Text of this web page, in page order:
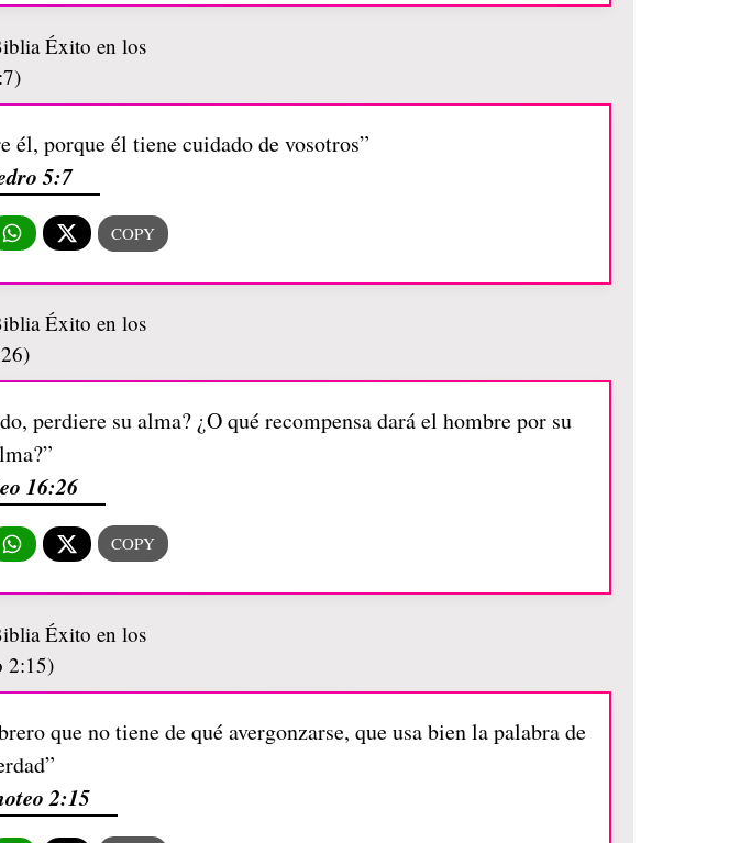
él, porque él tiene cuidado de vosotros”
5:7
perdiere su alma? ¿O qué recompensa dará el hombre por su
16:26
que no tiene de qué avergonzarse, que usa bien la palabra de
2:15